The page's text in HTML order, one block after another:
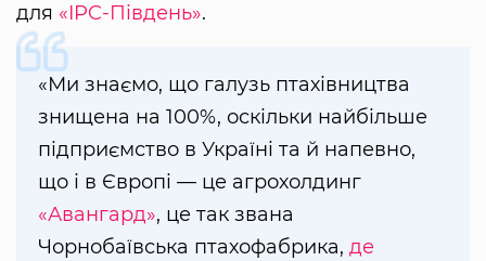
для «IPC-Південь».
«Ми знаємо, що галузь птахівництва
знищена на 100%, оскільки найбільше
підприємство в Україні та й напевно,
що і в Європі — це агрохолдинг
«Авангард», це так звана
Чорнобаївська птахофабрика, де